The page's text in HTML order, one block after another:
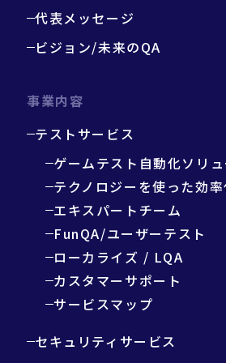
代表メッセージ
ビジョン/未来のQA
事業内容
テストサービス
ゲームテスト自動化ソリ
テクノロジーを使った効率
エキスパートチーム
FunQA/ユーザーテスト
ローカライズ / LQA
カスタマーサポート
サービスマップ
セキュリティサービス